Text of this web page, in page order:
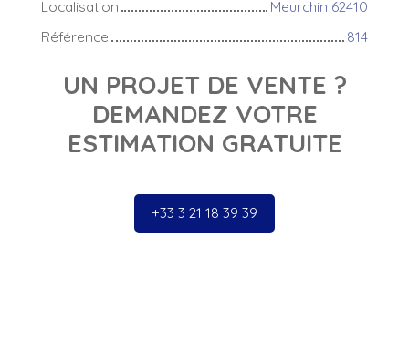
Localisation
Meurchin 62410
Référence
814
UN PROJET DE VENTE ?
DEMANDEZ VOTRE
ESTIMATION GRATUITE
+33 3 21 18 39 39